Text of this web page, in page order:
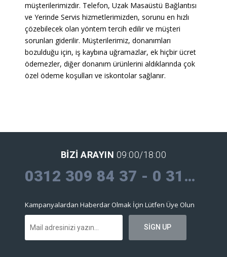
müşterilerimizdir. Telefon, Uzak Masaüstü Bağlantısı
ve Yerinde Servis hizmetlerimizden, sorunu en hızlı
çözebilecek olan yöntem tercih edilir ve müşteri
sorunları giderilir. Müşterilerimiz, donanımları
bozulduğu için, iş kaybına uğramazlar, ek hiçbir ücret
ödemezler, diğer donanım ürünlerini aldıklarında çok
özel ödeme koşulları ve iskontolar sağlanır.
BIZI ARAYIN 09:00/18:00
0312 309 84 37 - 0 312 309 30 09
Kampanyalardan Haberdar Olmak İçin Lütfen Üye Olun